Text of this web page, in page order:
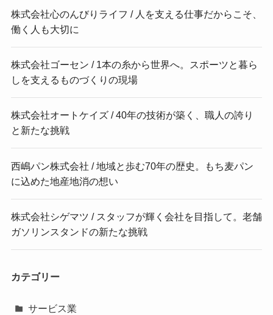
株式会社心のんびりライフ / 人を支える仕事だからこそ、
働く人も大切に
株式会社ゴーセン / 1本の糸から世界へ。スポーツと暮ら
しを支えるものづくりの現場
株式会社オートケイズ / 40年の技術が築く、職人の誇り
と新たな挑戦
西嶋パン株式会社 / 地域と歩む70年の歴史。もち麦パン
に込めた地産地消の想い
株式会社シゲマツ / スタッフが輝く会社を目指して。老舗
ガソリンスタンドの新たな挑戦
カテゴリー
サービス業